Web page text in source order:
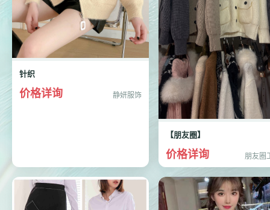
针织
价格详询 静妍服饰
【朋友圈】
价格详询 朋友圈